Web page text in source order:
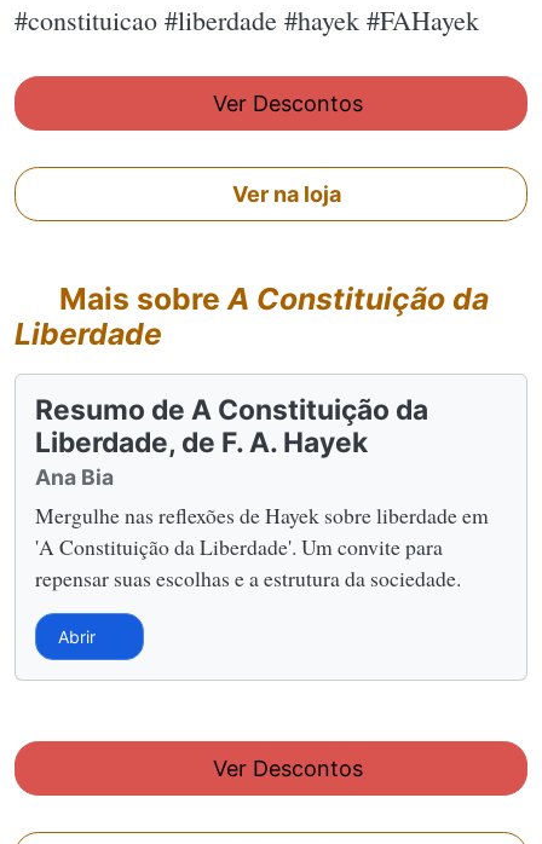
#constituicao #liberdade #hayek #FAHayek
Ver Descontos
Ver na loja
Mais sobre A Constituição da
Liberdade
Resumo de A Constituição da
Liberdade, de F. A. Hayek
Ana Bia
Mergulhe nas reflexões de Hayek sobre liberdade em
'A Constituição da Liberdade'. Um convite para
repensar suas escolhas e a estrutura da sociedade.
Abrir
Ver Descontos